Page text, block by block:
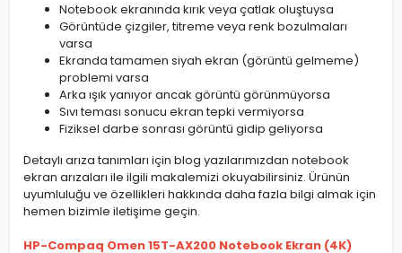
Notebook ekranında kırık veya çatlak oluştuysa
Görüntüde çizgiler, titreme veya renk bozulmaları
varsa
Ekranda tamamen siyah ekran (görüntü gelmeme)
problemi varsa
Arka ışık yanıyor ancak görüntü görünmüyorsa
Sıvı teması sonucu ekran tepki vermiyorsa
Fiziksel darbe sonrası görüntü gidip geliyorsa
Detaylı arıza tanımları için blog yazılarımızdan notebook
ekran arızaları ile ilgili makalemizi okuyabilirsiniz. Ürünün
uyumluluğu ve özellikleri hakkında daha fazla bilgi almak için
hemen bizimle iletişime geçin.
HP-Compaq Omen 15T-AX200 Notebook Ekran (4K)